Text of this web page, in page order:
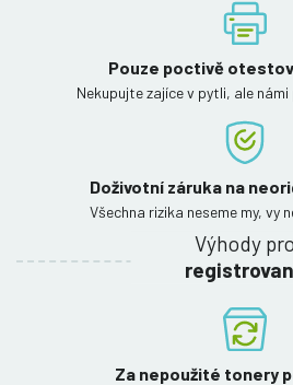
Pouze poctivě
Nekupujte zajíce v pytli, ale
Doživotní záruka na
Všechna rizika neseme my, vy
Výhody pro
Za nepoužité tonery